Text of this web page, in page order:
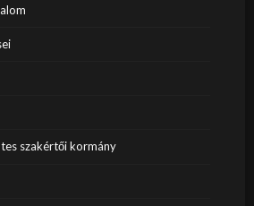
szakértői kormány